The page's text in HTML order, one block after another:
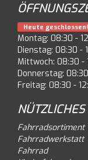
Heute geschlossen!
Montag: 08:30 -
Dienstag: 08:30 -
Mittwoch: 08:30 -
Donnerstag:
Freitag: 08:30 -
NÜTZLICHES
Fahrradsortiment
Fahrradwerkstatt
Fahrrad